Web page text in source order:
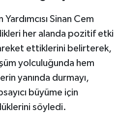
Sinan Cem
her alanda pozitif etki
ettiklerini belirterek,
yolculuğunda hem
yanında durmayı,
büyüme için
söyledi.